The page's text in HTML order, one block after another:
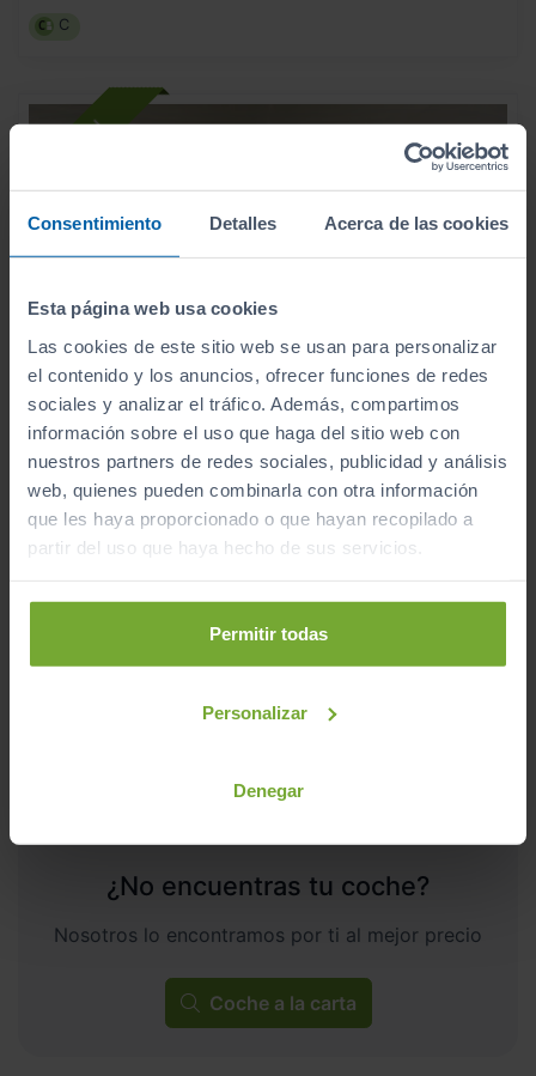
Consentimiento Detalles Acerca de las cookies
Esta página web usa cookies
Las cookies de este sitio web se usan para personalizar
el contenido y los anuncios, ofrecer funciones de redes
sociales y analizar el tráfico. Además, compartimos
información sobre el uso que haga del sitio web con
nuestros partners de redes sociales, publicidad y análisis
web, quienes pueden combinarla con otra información
que les haya proporcionado o que hayan recopilado a
partir del uso que haya hecho de sus servicios.
Permitir todas
Personalizar
Denegar
C
- 2.000€
AUDI A1
SPORTBACK ADRENALIN BLACK ED 25TFSI 70KW
Manual
Gasolina
26.990
24.990
C
¿No encuentras tu coche?
Nosotros lo encontramos por ti al mejor precio
Coche a la carta